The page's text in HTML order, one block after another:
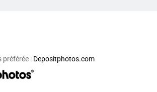
préférée : Depositphotos.com